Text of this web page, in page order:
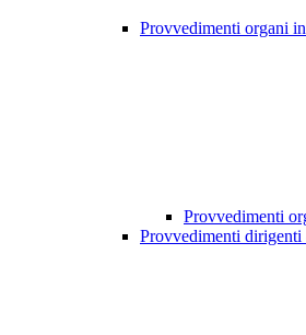
Provvedimenti organi
Provvedimenti
Provvedimenti